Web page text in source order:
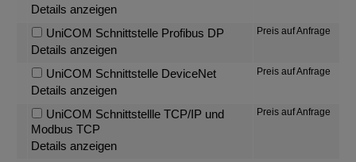
Details anzeigen
UniCOM Schnittstelle Profibus DP
Details anzeigen
Preis auf Anfrage
UniCOM Schnittstelle DeviceNet
Details anzeigen
Preis auf Anfrage
UniCOM Schnittstellle TCP/IP und
Modbus TCP
Details anzeigen
Preis auf Anfrage